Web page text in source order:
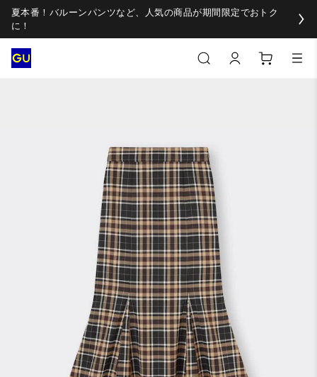
夏本番！バルーンパンツなど、人気の商品が期間限定でおトク
に！